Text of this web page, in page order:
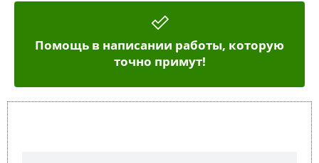
Помощь в написании работы, которую
точно примут!